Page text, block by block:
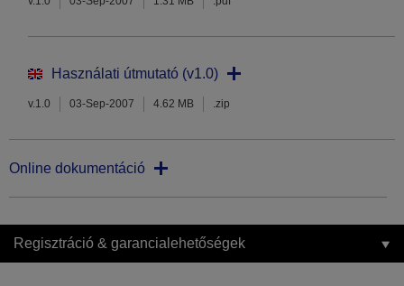
Használati útmutató (v1.0)
v.1.0 03-Sep-2007 4.62 MB .zip
Online dokumentáció
Regisztráció & garancialehetőségek